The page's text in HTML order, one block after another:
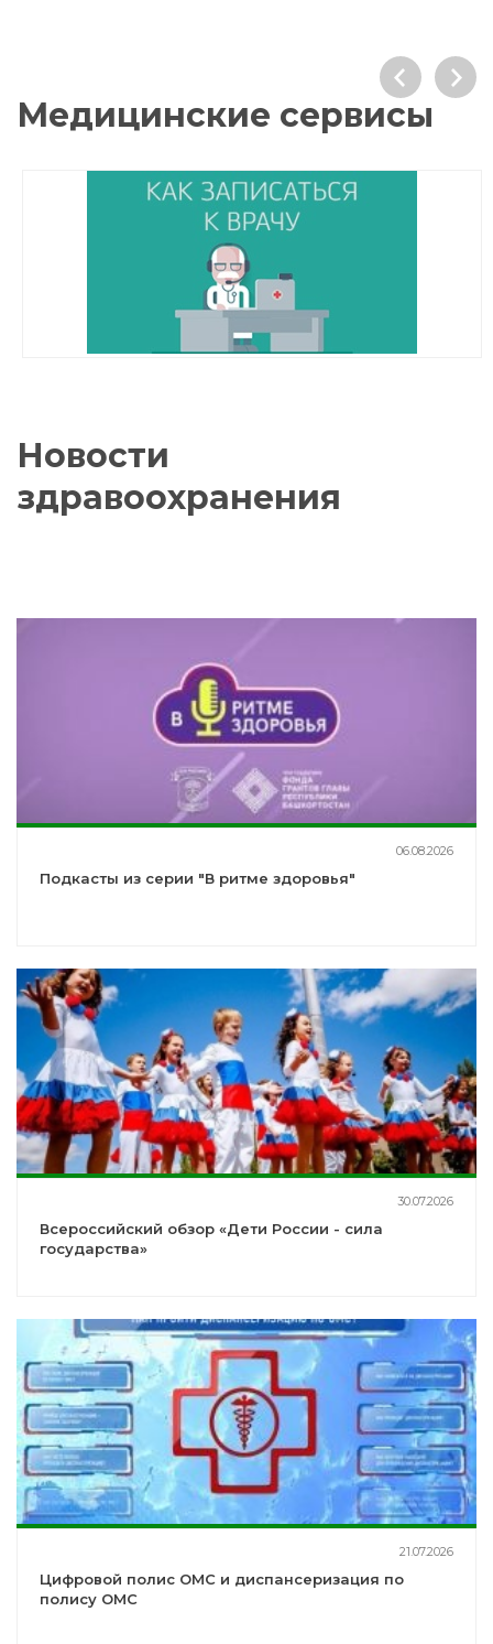
Медицинские сервисы
Новости
здравоохранения
06.08.2026
Подкасты из серии "В ритме здоровья"
30.07.2026
Всероссийский обзор «Дети России - сила
государства»
21.07.2026
Цифровой полис ОМС и диспансеризация по
полису ОМС